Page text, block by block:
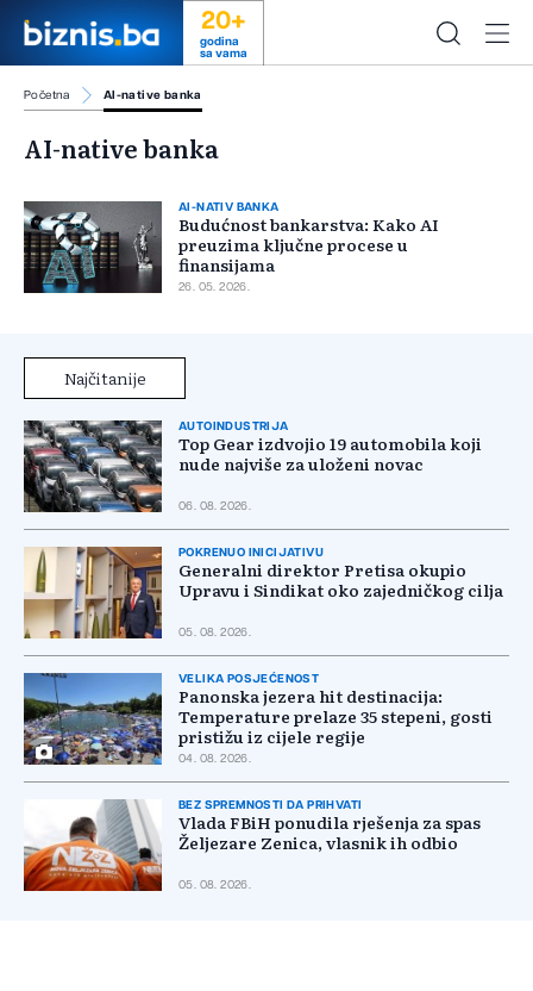
20+
godina
sa vama
Početna AI-native banka
AI-native banka
AI-NATIV BANKA
Budućnost bankarstva: Kako AI
preuzima ključne procese u
finansijama
26. 05. 2026.
Najčitanije
AUTOINDUSTRIJA
Top Gear izdvojio 19 automobila koji
nude najviše za uloženi novac
06. 08. 2026.
POKRENUO INICIJATIVU
Generalni direktor Pretisa okupio
Upravu i Sindikat oko zajedničkog cilja
05. 08. 2026.
VELIKA POSJEĆENOST
Panonska jezera hit destinacija:
Temperature prelaze 35 stepeni, gosti
pristižu iz cijele regije
04. 08. 2026.
BEZ SPREMNOSTI DA PRIHVATI
Vlada FBiH ponudila rješenja za spas
Željezare Zenica, vlasnik ih odbio
05. 08. 2026.